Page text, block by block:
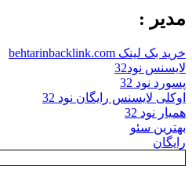
مدیر :
خرید بک لینک behtarinbacklink.com
لایسنس نود32
پسورد نود 32
اوکلی لایسنس رایگان نود 32
همیار نود 32
بهترین سئو
رایگان